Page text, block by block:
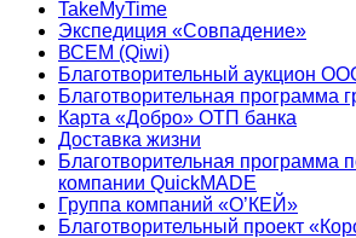
TakeMyTime
Экспедиция «Совпадение»
ВСЕМ (Qiwi)
Благотворительный аукцион
Благотворительная программа
Карта «Добро» ОТП банка
Доставка жизни
Благотворительная программа
компании QuickMADE
Группа компаний «О’КЕЙ»
Благотворительный проект